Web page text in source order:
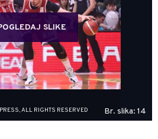
SLIKE
ALL RIGHTS RESERVED Br. slika: 14